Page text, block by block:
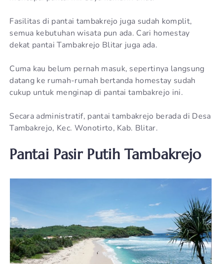
Fasilitas di pantai tambakrejo juga sudah komplit,
semua kebutuhan wisata pun ada. Cari homestay
dekat pantai Tambakrejo Blitar juga ada.
Cuma kau belum pernah masuk, sepertinya langsung
datang ke rumah-rumah bertanda homestay sudah
cukup untuk menginap di pantai tambakrejo ini.
Secara administratif, pantai tambakrejo berada di Desa
Tambakrejo, Kec. Wonotirto, Kab. Blitar.
Pantai Pasir Putih Tambakrejo